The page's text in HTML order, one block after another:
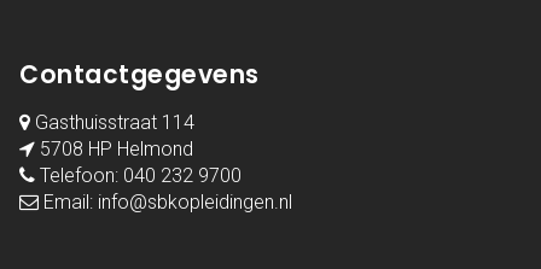
Contactgegevens
Gasthuisstraat 114
5708 HP Helmond
Telefoon: 040 232 9700
Email: info@sbkopleidingen.nl